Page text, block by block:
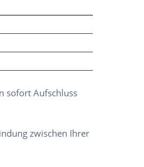
sofort Aufschluss
zwischen Ihrer